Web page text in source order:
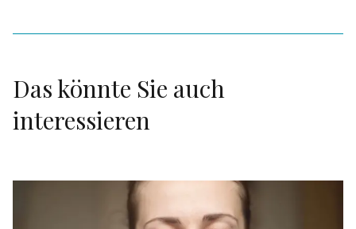
Das könnte Sie auch
interessieren